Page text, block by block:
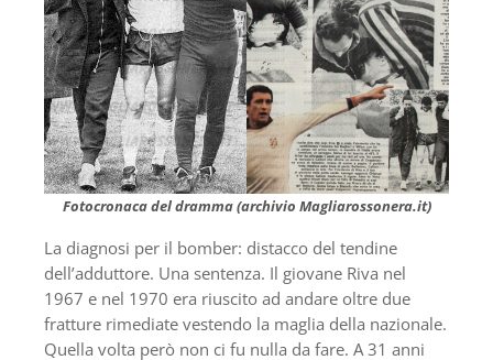
Fotocronaca del dramma (archivio Magliarossonera.it)
La diagnosi per il bomber: distacco del tendine
dell’adduttore. Una sentenza. Il giovane Riva nel
1967 e nel 1970 era riuscito ad andare oltre due
fratture rimediate vestendo la maglia della nazionale.
Quella volta però non ci fu nulla da fare. A 31 anni